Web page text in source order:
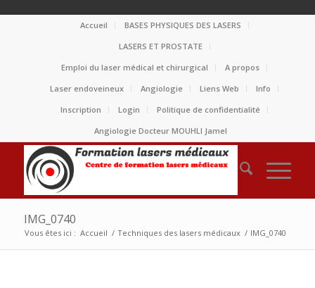
Accueil
BASES PHYSIQUES DES LASERS
LASERS ET PROSTATE
Emploi du laser médical et chirurgical
A propos
Laser endoveineux
Angiologie Liens Web
Info
Inscription
Login
Politique de confidentialité
Angiologie Docteur MOUHLI Jamel
IMG_0740
Vous êtes ici : Accueil / Techniques des lasers médicaux / IMG_0740